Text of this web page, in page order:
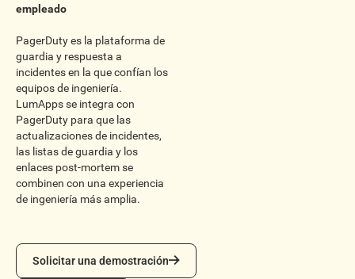
empleado
PagerDuty es la plataforma de
guardia y respuesta a
incidentes en la que confían los
equipos de ingeniería.
LumApps se integra con
PagerDuty para que las
actualizaciones de incidentes,
las listas de guardia y los
enlaces post-mortem se
combinen con una experiencia
de ingeniería más amplia.
Solicitar una demostración
Solicitar una demostración